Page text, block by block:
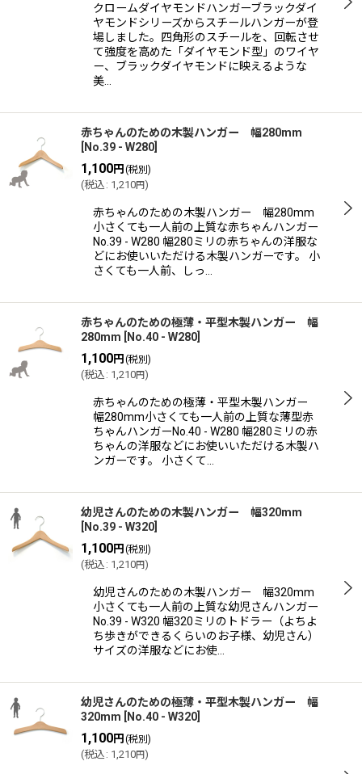
クロームダイヤモンドハンガーブラックダイ
ヤモンドシリーズからスチールハンガーが登
場しました。四角形のスチールを、回転させ
て強度を高めた「ダイヤモンド型」のワイヤ
ー、ブラックダイヤモンドに映えるような
美…
赤ちゃんのための木製ハンガー 幅280mm
[No.39 - W280]
1,100円(税別)
(税込 : 1,210円)
赤ちゃんのための木製ハンガー 幅280mm
小さくても一人前の上質な赤ちゃんハンガー
No.39 - W280 幅280ミリの赤ちゃんの洋服な
どにお使いいただける木製ハンガーです。 小
さくても一人前、しっ…
赤ちゃんのための極薄・平型木製ハンガー 幅
280mm [No.40 - W280]
1,100円(税別)
(税込 : 1,210円)
赤ちゃんのための極薄・平型木製ハンガー
幅280mm小さくても一人前の上質な薄型赤
ちゃんハンガーNo.40 - W280 幅280ミリの赤
ちゃんの洋服などにお使いいただける木製ハ
ンガーです。 小さくて…
幼児さんのための木製ハンガー 幅320mm
[No.39 - W320]
1,100円(税別)
(税込 : 1,210円)
幼児さんのための木製ハンガー 幅320mm
小さくても一人前の上質な幼児さんハンガー
No.39 - W320 幅320ミリのトドラー（よちよ
ち歩きができるくらいのお子様、幼児さん）
サイズの洋服などにお使…
幼児さんのための極薄・平型木製ハンガー 幅
320mm [No.40 - W320]
1,100円(税別)
(税込 : 1,210円)